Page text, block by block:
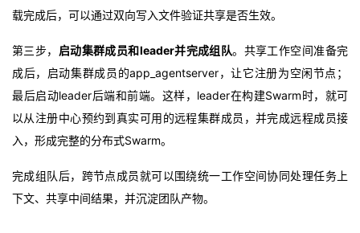
载完成后，可以通过双向写入文件验证共享是否生效。
第三步， 启动集群成员和leader并完成组队。共享工作空间准备完
成后，启动集群成员的app_agentserver，让它注册为空闲节点；
最后启动leader后端和前端。这样，leader在构建Swarm时，就可
以从注册中心预约到真实可用的远程集群成员，并完成远程成员接
入，形成完整的分布式Swarm。
完成组队后，跨节点成员就可以围绕统一工作空间协同处理任务上
下文、共享中间结果，并沉淀团队产物。